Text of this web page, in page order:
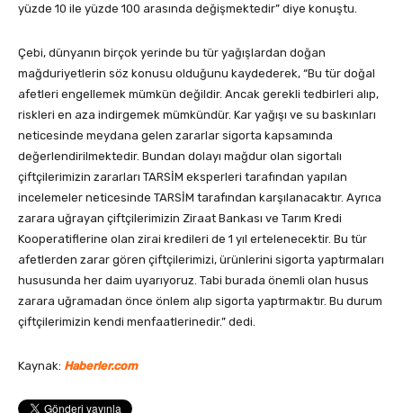
yüzde 10 ile yüzde 100 arasında değişmektedir” diye konuştu.
Çebi, dünyanın birçok yerinde bu tür yağışlardan doğan
mağduriyetlerin söz konusu olduğunu kaydederek, “Bu tür doğal
afetleri engellemek mümkün değildir. Ancak gerekli tedbirleri alıp,
riskleri en aza indirgemek mümkündür. Kar yağışı ve su baskınları
neticesinde meydana gelen zararlar sigorta kapsamında
değerlendirilmektedir. Bundan dolayı mağdur olan sigortalı
çiftçilerimizin zararları TARSİM eksperleri tarafından yapılan
incelemeler neticesinde TARSİM tarafından karşılanacaktır. Ayrıca
zarara uğrayan çiftçilerimizin Ziraat Bankası ve Tarım Kredi
Kooperatiflerine olan zirai kredileri de 1 yıl ertelenecektir. Bu tür
afetlerden zarar gören çiftçilerimizi, ürünlerini sigorta yaptırmaları
hususunda her daim uyarıyoruz. Tabi burada önemli olan husus
zarara uğramadan önce önlem alıp sigorta yaptırmaktır. Bu durum
çiftçilerimizin kendi menfaatlerinedir.” dedi.
Kaynak: Haberler.com